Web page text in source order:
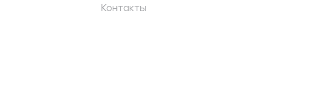
Контакты